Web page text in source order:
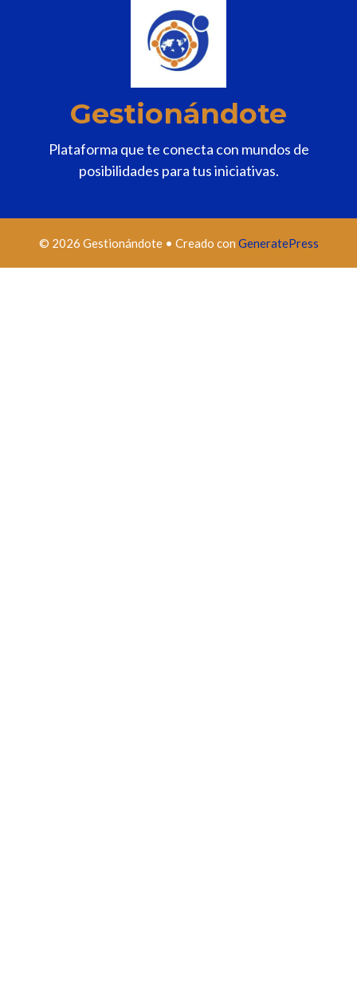
Gestionándote
Plataforma que te conecta con mundos de
posibilidades para tus iniciativas.
© 2026 Gestionándote• Creado con GeneratePress